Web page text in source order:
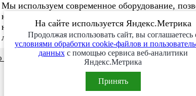
Мы используем современное оборудование,
нестандартные заказы. Мы не боимся
нужное количество в нужные сроки. Наша
любой сложности!
видео Сотрудничество Заказ месяца
На сайте используется Яндекс.Метрика
Продолжая использовать сайт, вы соглашаетесь
условиями обработки cookie-файлов и
данныхс помощью сервиса веб-аналитики
Яндекс.Метрика
Принять